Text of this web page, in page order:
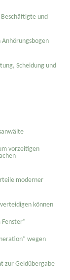
und
Scheidung und
vorzeitigen
moderner
können
wegen
zur Geldübergabe